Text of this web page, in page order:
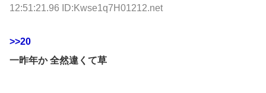
12:51:21.96 ID:Kwse1q7H01212.net
>>20
一昨年か 全然違くて草